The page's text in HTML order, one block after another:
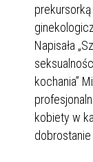
Napisała
kochania”
kobiety w